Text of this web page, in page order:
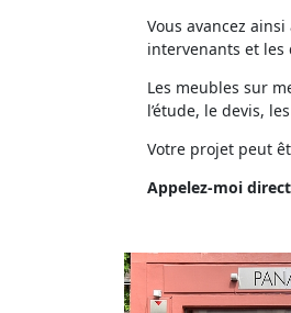
Vous avancez
intervenants et les
Les meubles sur
l’étude, le devis,
Votre projet peut
Appelez-moi